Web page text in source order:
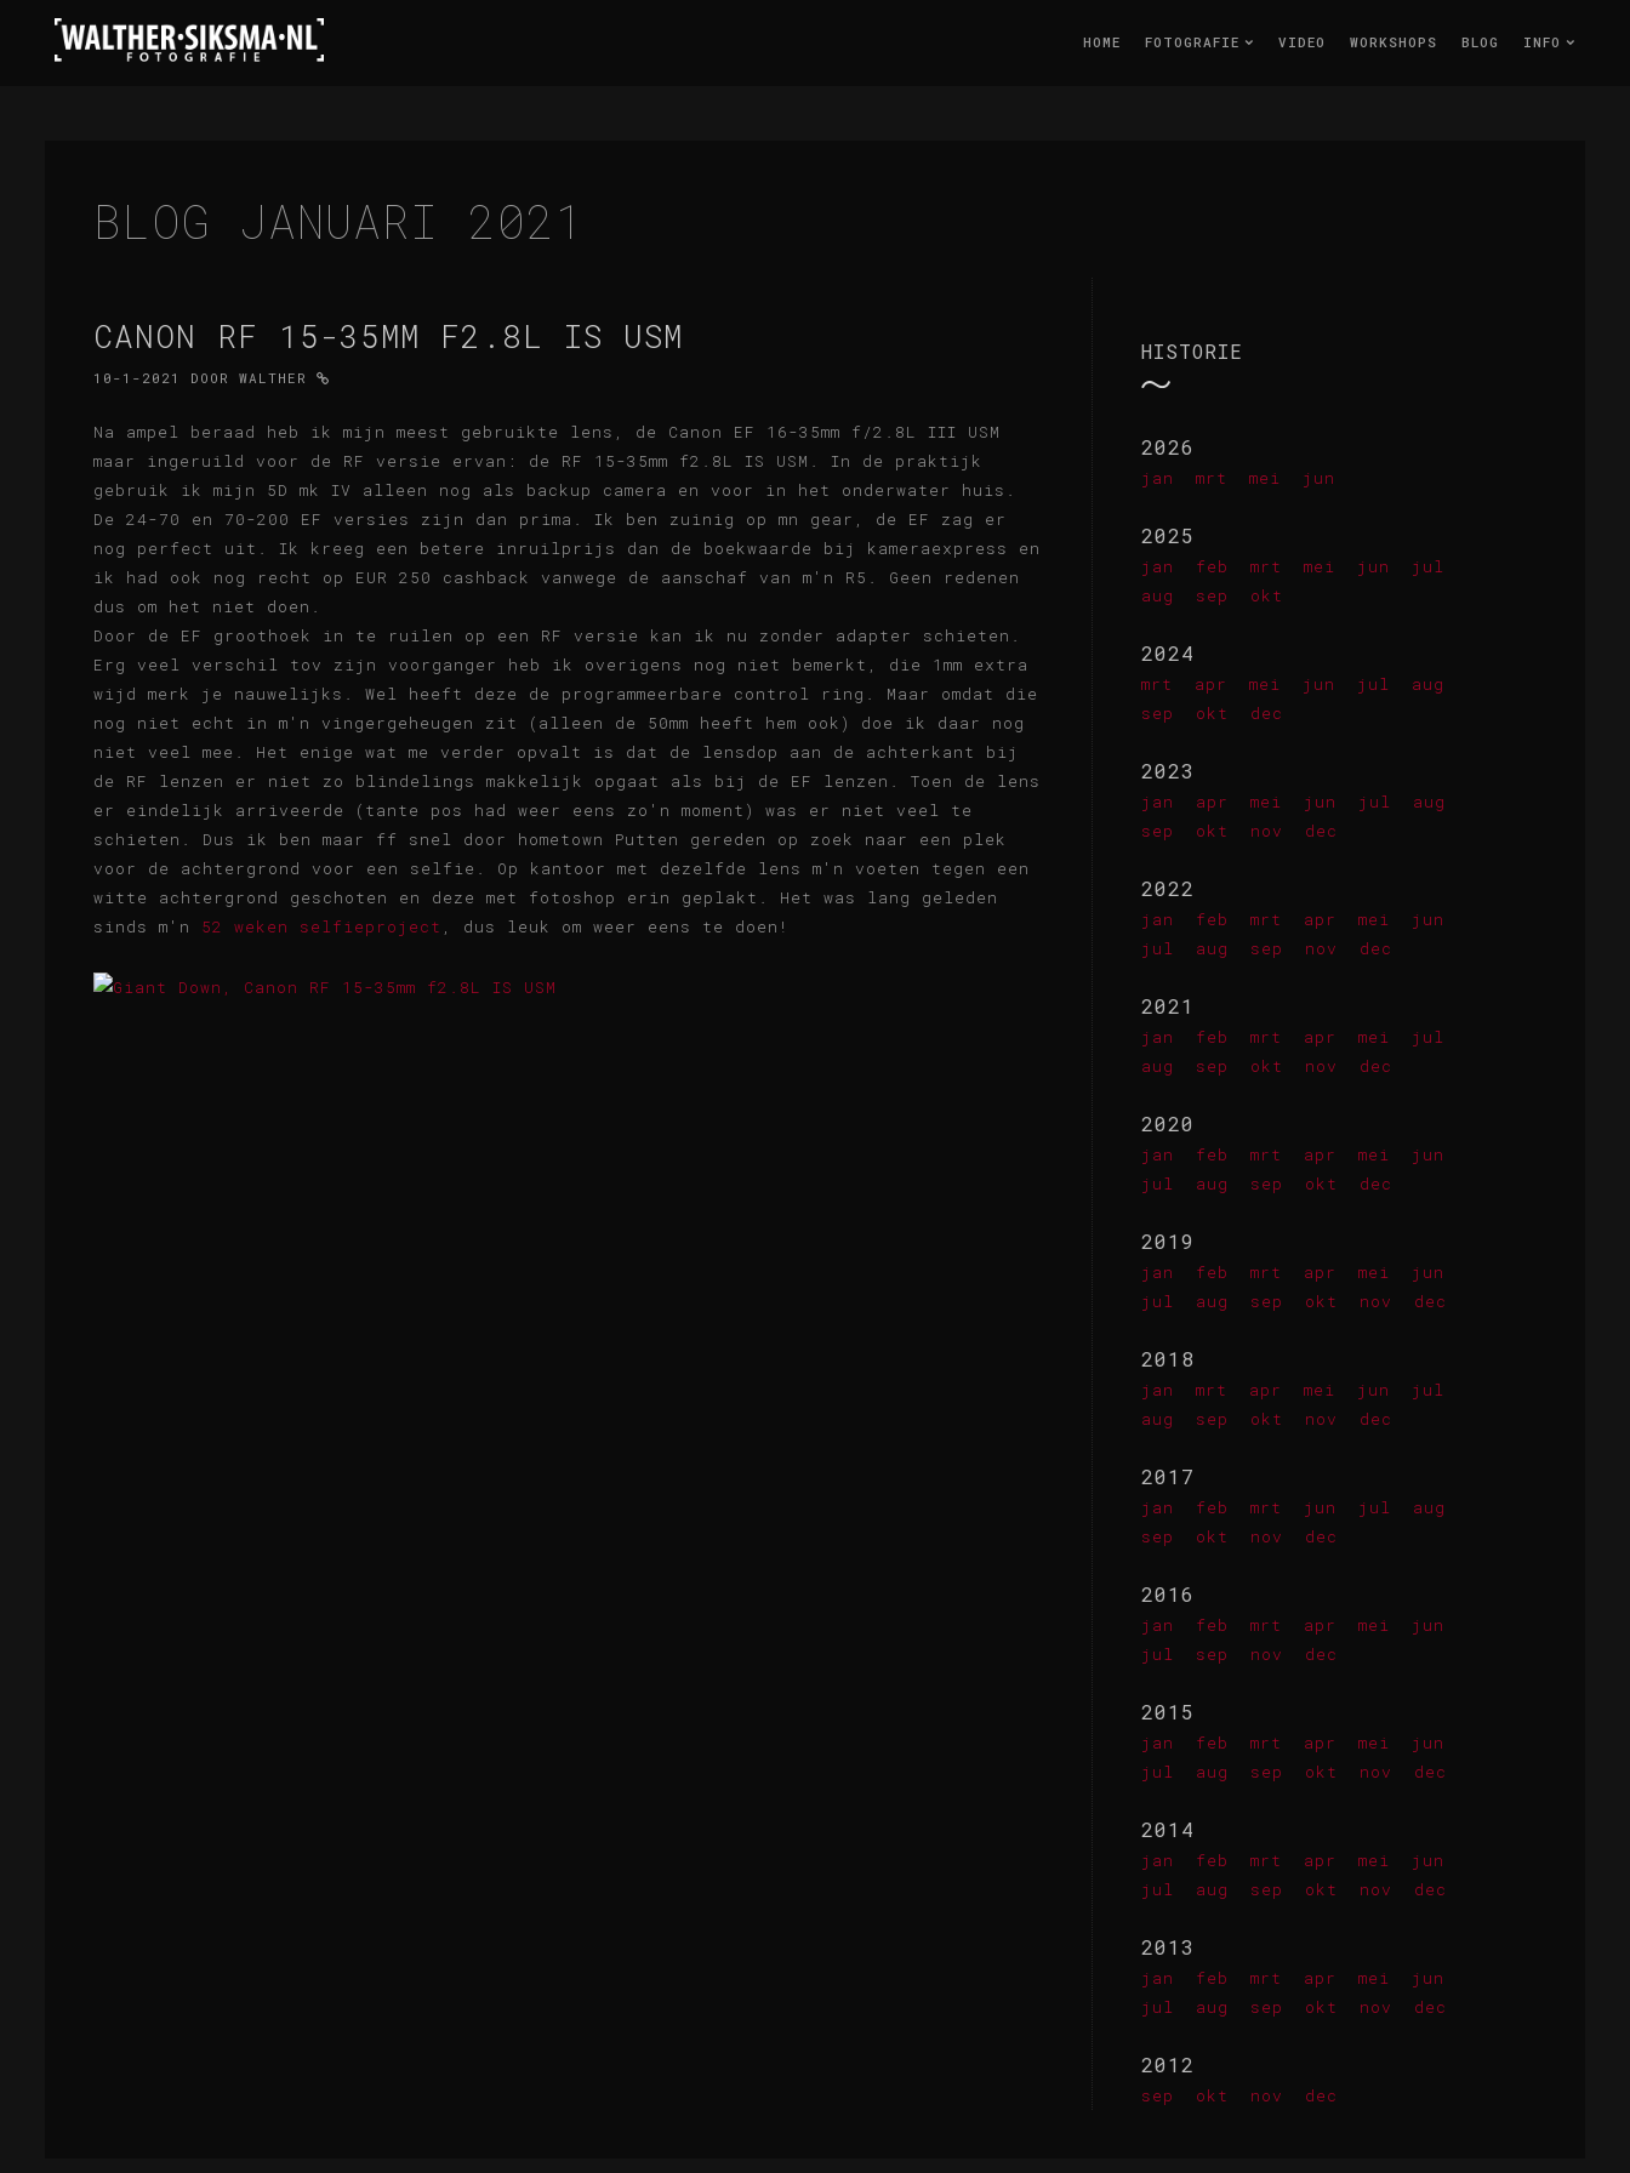
HOME FOTOGRAFIE VIDEO WORKSHOPS BLOG INFO
BLOG JANUARI 2021
CANON RF 15-35MM F2.8L IS USM
10-1-2021 DOOR WALTHER
Na ampel beraad heb ik mijn meest gebruikte lens, de Canon EF 16-35mm f/2.8L III USM
maar ingeruild voor de RF versie ervan: de RF 15-35mm f2.8L IS USM. In de praktijk
gebruik ik mijn 5D mk IV alleen nog als backup camera en voor in het onderwater huis.
De 24-70 en 70-200 EF versies zijn dan prima. Ik ben zuinig op mn gear, de EF zag er
nog perfect uit. Ik kreeg een betere inruilprijs dan de boekwaarde bij kameraexpress en
ik had ook nog recht op EUR 250 cashback vanwege de aanschaf van m'n R5. Geen redenen
dus om het niet doen.
Door de EF groothoek in te ruilen op een RF versie kan ik nu zonder adapter schieten.
Erg veel verschil tov zijn voorganger heb ik overigens nog niet bemerkt, die 1mm extra
wijd merk je nauwelijks. Wel heeft deze de programmeerbare control ring. Maar omdat die
nog niet echt in m'n vingergeheugen zit (alleen de 50mm heeft hem ook) doe ik daar nog
niet veel mee. Het enige wat me verder opvalt is dat de lensdop aan de achterkant bij
de RF lenzen er niet zo blindelings makkelijk opgaat als bij de EF lenzen. Toen de lens
er eindelijk arriveerde (tante pos had weer eens zo'n moment) was er niet veel te
schieten. Dus ik ben maar ff snel door hometown Putten gereden op zoek naar een plek
voor de achtergrond voor een selfie. Op kantoor met dezelfde lens m'n voeten tegen een
witte achtergrond geschoten en deze met fotoshop erin geplakt. Het was lang geleden
sinds m'n 52 weken selfieproject , dus leuk om weer eens te doen!
HISTORIE
2026
jan mrt mei jun
2025
jan feb mrt mei jun
jul
aug
sep okt
2024
mrt apr mei jun jul
aug
sep
okt dec
2023
jan apr mei jun jul
aug
sep
okt nov dec
2022
jan feb mrt apr mei
jun
jul
aug sep nov dec
2021
jan feb mrt apr mei
jul
aug
sep okt nov dec
2020
jan feb mrt apr mei
jun
jul
aug sep okt dec
2019
jan feb mrt apr mei
jun
jul
aug sep okt nov dec
2018
jan mrt apr mei jun
jul
aug
sep okt nov dec
2017
jan feb mrt jun jul
aug
sep
okt nov dec
2016
jan feb mrt apr mei
jun
jul
sep nov dec
2015
jan feb mrt apr mei
jun
jul
aug sep okt nov dec
2014
jan feb mrt apr mei
jun
jul
aug sep okt nov dec
2013
jan feb mrt apr mei
jun
jul
aug sep okt nov dec
2012
sep okt nov dec